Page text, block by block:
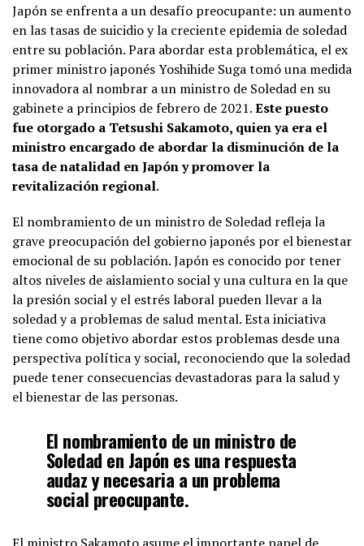
Japón se enfrenta a un desafío preocupante: un aumento
en las tasas de suicidio y la creciente epidemia de soledad
entre su población. Para abordar esta problemática, el ex
primer ministro japonés Yoshihide Suga tomó una medida
innovadora al nombrar a un ministro de Soledad en su
gabinete a principios de febrero de 2021.Este puesto
fue otorgado a Tetsushi Sakamoto, quien ya era el
ministro encargado de abordar la disminución de la
tasa de natalidad en Japón y promover la
revitalización regional.
El nombramiento de un ministro de Soledad refleja la
grave preocupación del gobierno japonés por el bienestar
emocional de su población. Japón es conocido por tener
altos niveles de aislamiento social y una cultura en la que
la presión social y el estrés laboral pueden llevar a la
soledad y a problemas de salud mental. Esta iniciativa
tiene como objetivo abordar estos problemas desde una
perspectiva política y social, reconociendo que la soledad
puede tener consecuencias devastadoras para la salud y
el bienestar de las personas.
El nombramiento de un ministro de
Soledad en Japón es una respuesta
audaz y necesaria a un problema
social preocupante.